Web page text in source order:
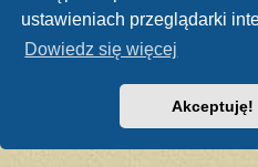
ustawieniach przeglądarki
Dowiedz się więcej
Akceptuję!